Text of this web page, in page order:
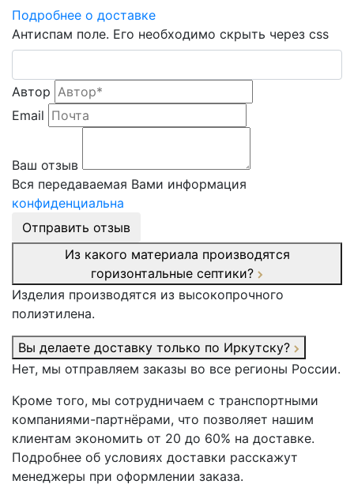
Подробнее о доставке
Антиспам поле. Его необходимо скрыть через css
Автор
Email
Ваш отзыв
Вся передаваемая Вами информация
конфиденциальна
Отправить отзыв
Из какого материала производятся
горизонтальные септики?
Изделия производятся из высокопрочного
полиэтилена.
Вы делаете доставку только по Иркутску?
Нет, мы отправляем заказы во все регионы России.
Кроме того, мы сотрудничаем с транспортными
компаниями-партнёрами, что позволяет нашим
клиентам экономить от 20 до 60% на доставке.
Подробнее об условиях доставки расскажут
менеджеры при оформлении заказа.